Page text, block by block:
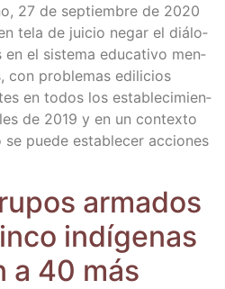
27 de sep­tiem­bre de 2020
tela de jui­cio negar el diá­lo­
en el sis­te­ma edu­ca­ti­vo men­
con pro­ble­mas edi­li­cios
en todos los esta­ble­ci­mien­
de 2019 y en un con­tex­to
se pue­de esta­ble­cer accio­nes
arma­dos
indí­ge­nas
a 40 más